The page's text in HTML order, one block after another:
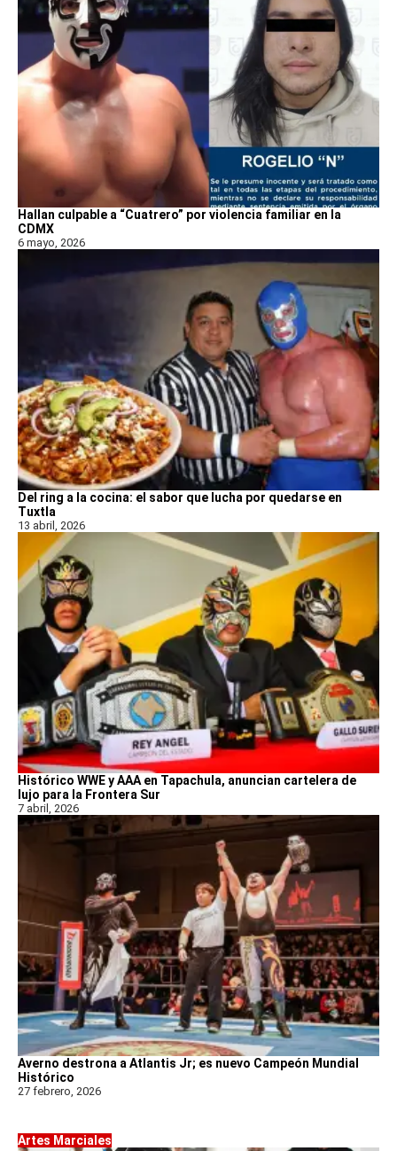
Hallan culpable a “Cuatrero” por violencia familiar en la
CDMX
6 mayo, 2026
Del ring a la cocina: el sabor que lucha por quedarse en
Tuxtla
13 abril, 2026
Histórico WWE y AAA en Tapachula, anuncian cartelera de
lujo para la Frontera Sur
7 abril, 2026
Averno destrona a Atlantis Jr; es nuevo Campeón Mundial
Histórico
27 febrero, 2026
Artes Marciales